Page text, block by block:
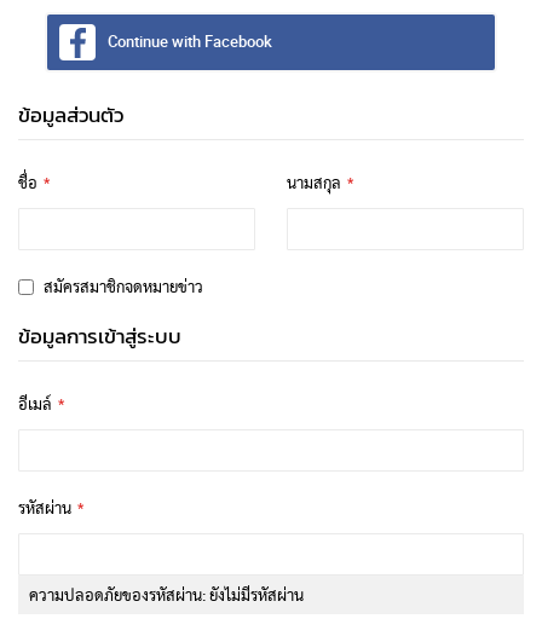
Continue with Facebook
ข้อมูลส่วนตัว
ชื่อ นามสกุล
สมัครสมาชิกจดหมายข่าว
ข้อมูลการเข้าสู่ระบบ
อีเมล์
รหัสผ่าน
ความปลอดภัยของรหัสผ่าน:ยังไม่มีรหัสผ่าน